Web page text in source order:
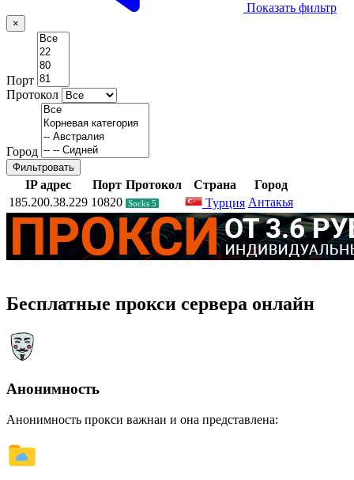
Показать фильтр
×
Порт
Протокол
Город
Фильтровать
IP адрес Порт Протокол Страна
Город
185.200.38.229 10820 Socks 5 Турция Антакья
Бесплатные прокси сервера онлайн
Анонимность
Анонимность прокси важнаи и она представлена: